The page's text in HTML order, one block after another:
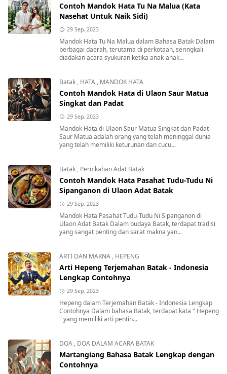
Contoh Mandok Hata Tu Na Malua (Kata
Nasehat Untuk Naik Sidi)
29 Sep, 2023
Mandok Hata Tu Na Malua dalam Bahasa Batak Dalam
berbagai daerah, terutama di perkotaan, seringkali
diadakan acara syukuran ketika anak-anak...
Batak , HATA , MANDOK HATA
Contoh Mandok Hata di Ulaon Saur Matua
Singkat dan Padat
29 Sep, 2023
Mandok Hata di Ulaon Saur Matua Singkat dan Padat
Saur Matua adalah orang yang telah meninggal dunia
yang telah memiliki keturunan dan cucu...
Batak , Pernikahan Adat Batak
Contoh Mandok Hata Pasahat Tudu-Tudu Ni
Sipanganon di Ulaon Adat Batak
29 Sep, 2023
Mandok Hata Pasahat Tudu-Tudu Ni Sipanganon di
Ulaon Adat Batak Dalam budaya Batak, terdapat tradisi
yang sangat penting dan sarat makna yan...
ARTI DAN MAKNA , HEPENG
Arti Hepeng Terjemahan Batak - Indonesia
Lengkap Contohnya
29 Sep, 2023
Hepeng dalam Terjemahan Batak - Indonesia Lengkap
Contohnya Dalam bahasa Batak, terdapat kata " Hepeng
" yang memiliki arti pentin...
DOA , DOA DALAM ACARA BATAK
Martangiang Bahasa Batak Lengkap dengan
Contohnya